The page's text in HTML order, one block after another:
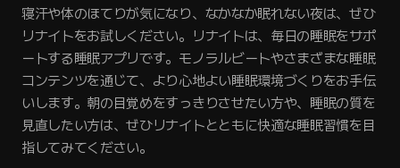
寝汗や体のほてりが気になり、なかなか眠れない夜は、ぜひ
リナイトをお試しください。リナイトは、毎日の睡眠をサポ
ートする睡眠アプリです。モノラルビートやさまざまな睡眠
コンテンツを通じて、より心地よい睡眠環境づくりをお手伝
いします。朝の目覚めをすっきりさせたい方や、睡眠の質を
見直したい方は、ぜひリナイトとともに快適な睡眠習慣を目
指してみてください。